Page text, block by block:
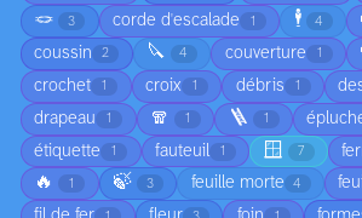
🪢 3 corde d'escalade 1 🕴️ 4
coussin 2 🔪 4 couverture 1
crochet 1 croix 1 débris 1
drapeau 1 🧣 1 🪜 1
étiquette 1 fauteuil 1 🪟 7
🔥 1 🍃 3 feuille morte 4